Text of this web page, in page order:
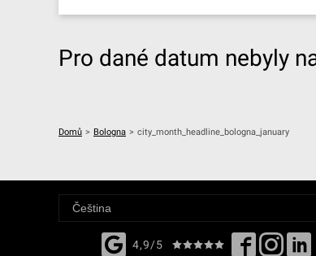
Pro dané datum nebyly
Domů > Bologna > city_month_headline_bologna_january
4,9/5